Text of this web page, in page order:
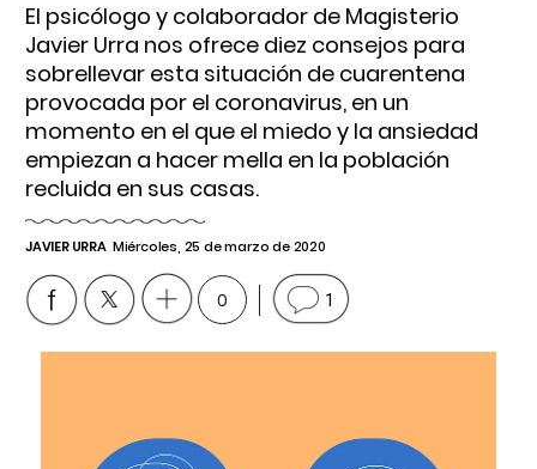
El psicólogo y colaborador de Magisterio
Javier Urra nos ofrece diez consejos para
sobrellevar esta situación de cuarentena
provocada por el coronavirus, en un
momento en el que el miedo y la ansiedad
empiezan a hacer mella en la población
recluida en sus casas.
JAVIER URRA Miércoles, 25 de marzo de 2020
0 1